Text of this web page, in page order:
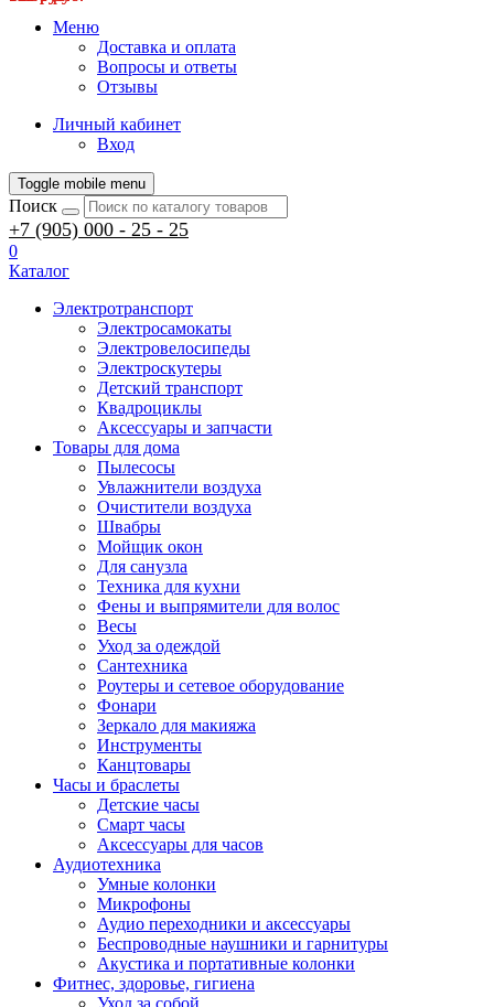
Меню
Доставка и оплата
Вопросы и ответы
Отзывы
Личный кабинет
Вход
Toggle mobile menu
Поиск
+7 (905) 000 - 25 - 25
0
Каталог
Электротранспорт
Электросамокаты
Электровелосипеды
Электроскутеры
Детский транспорт
Квадроциклы
Аксессуары и запчасти
Товары для дома
Пылесосы
Увлажнители воздуха
Очистители воздуха
Швабры
Мойщик окон
Для санузла
Техника для кухни
Фены и выпрямители для волос
Весы
Уход за одеждой
Сантехника
Роутеры и сетевое оборудование
Фонари
Зеркало для макияжа
Инструменты
Канцтовары
Часы и браслеты
Детские часы
Смарт часы
Аксессуары для часов
Аудиотехника
Умные колонки
Микрофоны
Аудио переходники и аксессуары
Беспроводные наушники и гарнитуры
Акустика и портативные колонки
Фитнес, здоровье, гигиена
Уход за собой